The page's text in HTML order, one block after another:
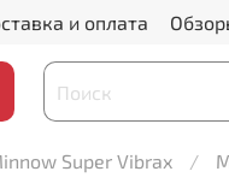
и оплата
Super Vibrax